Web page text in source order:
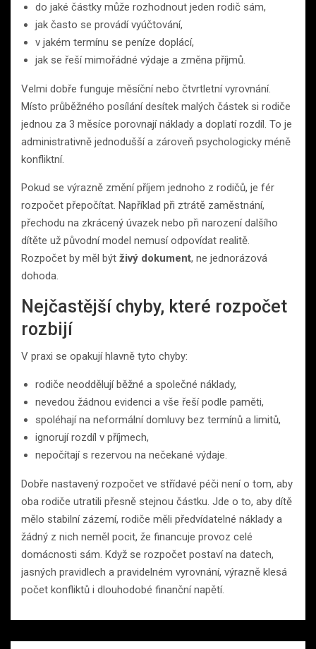
do jaké částky může rozhodnout jeden rodič sám,
jak často se provádí vyúčtování,
v jakém termínu se peníze doplácí,
jak se řeší mimořádné výdaje a změna příjmů.
Velmi dobře funguje měsíční nebo čtvrtletní vyrovnání.
Místo průběžného posílání desítek malých částek si rodiče
jednou za 3 měsíce porovnají náklady a doplatí rozdíl. To je
administrativně jednodušší a zároveň psychologicky méně
konfliktní.
Pokud se výrazně změní příjem jednoho z rodičů, je fér
rozpočet přepočítat. Například při ztrátě zaměstnání,
přechodu na zkrácený úvazek nebo při narození dalšího
dítěte už původní model nemusí odpovídat realitě.
Rozpočet by měl být živý dokument, ne jednorázová
dohoda.
Nejčastější chyby, které rozpočet
rozbijí
V praxi se opakují hlavně tyto chyby:
rodiče neoddělují běžné a společné náklady,
nevedou žádnou evidenci a vše řeší podle paměti,
spoléhají na neformální domluvy bez termínů a limitů,
ignorují rozdíl v příjmech,
nepočítají s rezervou na nečekané výdaje.
Dobře nastavený rozpočet ve střídavé péči není o tom, aby
oba rodiče utratili přesně stejnou částku. Jde o to, aby dítě
mělo stabilní zázemí, rodiče měli předvídatelné náklady a
žádný z nich neměl pocit, že financuje provoz celé
domácnosti sám. Když se rozpočet postaví na datech,
jasných pravidlech a pravidelném vyrovnání, výrazně klesá
počet konfliktů i dlouhodobé finanční napětí.